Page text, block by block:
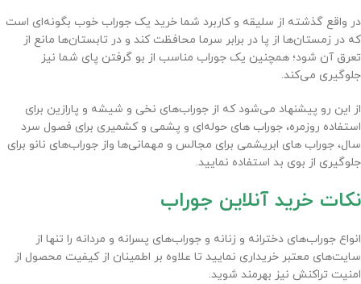
در واقع گذشته از سلیقه و کاربرد شما خرید یک جوراب خوب بگونه‌ای است
که در زمستان‌ها از پا در برابر سرما محافظت کند و در تابستان‌ها مانع از
تعرق آن شود؛ همچنین یک جوراب مناسب از بو گرفتن پای شما نیز
جلوگیری می‌کند.
از این رو پیشنهاد می‌شود که از جوراب‌های نخی و شیشه و پارازین برای
استفاده روزمره، جوراب های حوله‌ای و پشمی و کشمیری برای فصول سرد
سال، جوراب های ابریشمی برای مجالس و مهمانی‌ها واز جوراب‌های نانو برای
جلوگیری از بوی بد استفاده نمایید.
نکات خرید آنلاین جوراب
انواع جوراب‌های دخترانه و زنانه و جوراب‌های پسرانه و مردانه را تنها از
سایت‌های معتبر خریداری نمایید تا علاوه بر اطمینان از کیفیت محصول از
امنیت تراکنش نیز بهرمند شوید.